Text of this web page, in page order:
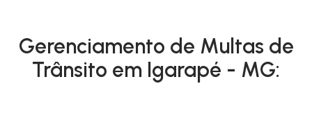
Gerenciamento de Multas de
Trânsito em Igarapé - MG: